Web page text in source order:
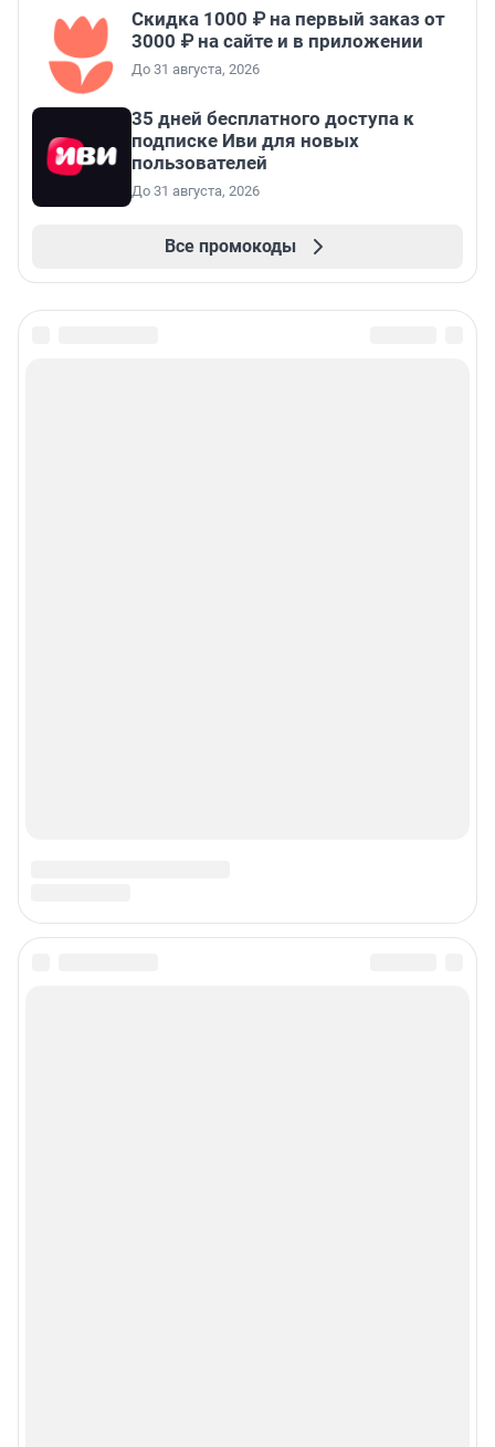
Скидка 1000 ₽ на первый заказ от
3000 ₽ на сайте и в приложении
До 31 августа, 2026
35 дней бесплатного доступа к
подписке Иви для новых
пользователей
До 31 августа, 2026
Все промокоды